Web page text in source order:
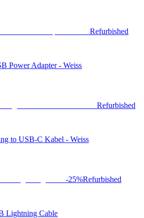
Refurbished
Power Adapter - Weiss
Refurbished
to USB‑C Kabel - Weiss
-25%Refurbished
Lightning Cable